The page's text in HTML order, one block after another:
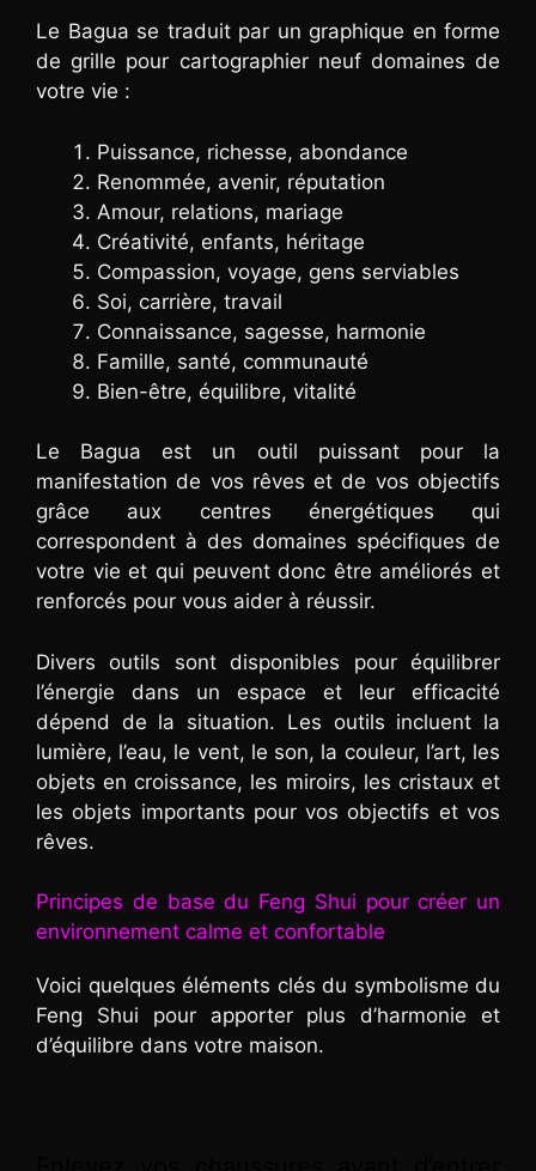
Le Bagua se traduit par un graphique en forme
de grille pour cartographier neuf domaines de
votre vie :
Puissance, richesse, abondance
Renommée, avenir, réputation
Amour, relations, mariage
Créativité, enfants, héritage
Compassion, voyage, gens serviables
Soi, carrière, travail
Connaissance, sagesse, harmonie
Famille, santé, communauté
Bien-être, équilibre, vitalité
Le Bagua est un outil puissant pour la
manifestation de vos rêves et de vos objectifs
grâce aux centres énergétiques qui
correspondent à des domaines spécifiques de
votre vie et qui peuvent donc être améliorés et
renforcés pour vous aider à réussir.
Divers outils sont disponibles pour équilibrer
l’énergie dans un espace et leur efficacité
dépend de la situation. Les outils incluent la
lumière, l’eau, le vent, le son, la couleur, l’art, les
objets en croissance, les miroirs, les cristaux et
les objets importants pour vos objectifs et vos
rêves.
Principes de base du Feng Shui pour créer un
environnement calme et confortable
Voici quelques éléments clés du symbolisme du
Feng Shui pour apporter plus d’harmonie et
d’équilibre dans votre maison.